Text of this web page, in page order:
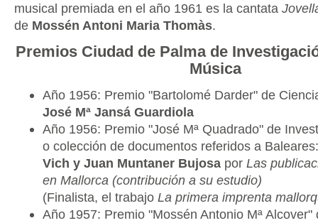
musical premiada en el año 1961 es la cantata
de Mossén Antoni Maria Thomàs.
Premios Ciudad de Palma de
Música
Año 1956: Premio "Bartolomé Darder" de
José Mª Jansá Guardiola
Año 1956: Premio "José Mª Quadrado" de
o colección de documentos referidos a
Vich y Juan Muntaner Bujosapor Las
en Mallorca (contribución a su estudio)
(Finalista, el trabajo La primera imprenta
Año 1957: Premio "Mossén Antonio Mª